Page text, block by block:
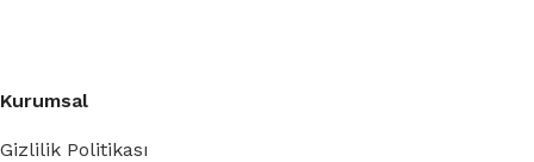
Kurumsal
Gizlilik Politikası